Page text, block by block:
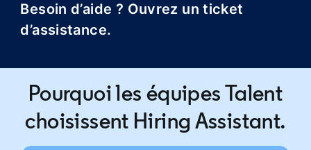
Besoin d’aide ? Ouvrez un ticket
d’assistance.
Pourquoi les équipes Talent
choisissent Hiring Assistant.